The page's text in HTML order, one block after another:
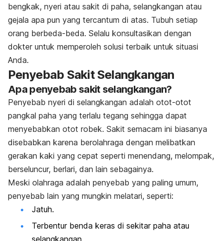
bengkak, nyeri atau sakit di paha, selangkangan atau
gejala apa pun yang tercantum di atas. Tubuh setiap
orang berbeda-beda. Selalu konsultasikan dengan
dokter untuk memperoleh solusi terbaik untuk situasi
Anda.
Penyebab Sakit Selangkangan
Apa penyebab sakit selangkangan?
Penyebab nyeri di selangkangan adalah otot-otot
pangkal paha yang terlalu tegang sehingga dapat
menyebabkan otot robek. Sakit semacam ini biasanya
disebabkan karena berolahraga dengan melibatkan
gerakan kaki yang cepat seperti menendang, melompak,
berseluncur, berlari, dan lain sebagainya.
Meski olahraga adalah penyebab yang paling umum,
penyebab lain yang mungkin melatari, seperti:
Jatuh.
Terbentur benda keras di sekitar paha atau